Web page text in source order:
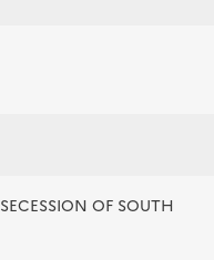
OF SOUTH